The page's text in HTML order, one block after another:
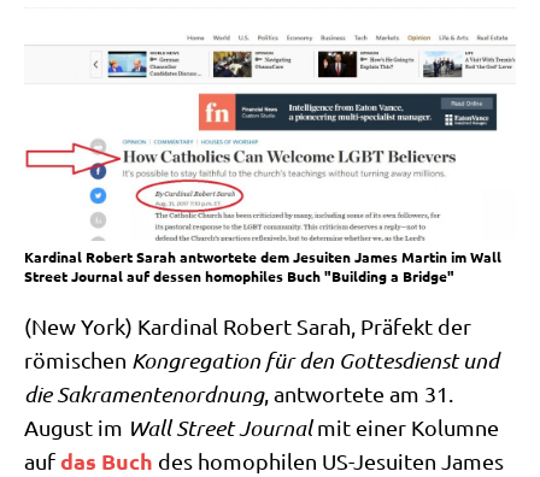
Kardinal Robert Sarah antwortete dem Jesuiten James Martin im Wall
Street Journal auf dessen homophiles Buch "Building a Bridge"
(New York) Kar­di­nal Robert Sarah, Prä­fekt der
römi­schen Kon­gre­ga­ti­on für den Got­tes­dienst und
die Sakra­men­ten­ord­nung, ant­wor­te­te am 31.
August im Wall Street Jour­nalmit einer Kolum­ne
aufdas Buch des homo­phi­len US-Jesui­ten James